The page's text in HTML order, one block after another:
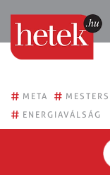
# META #
# ENERGIAVÁLSÁG